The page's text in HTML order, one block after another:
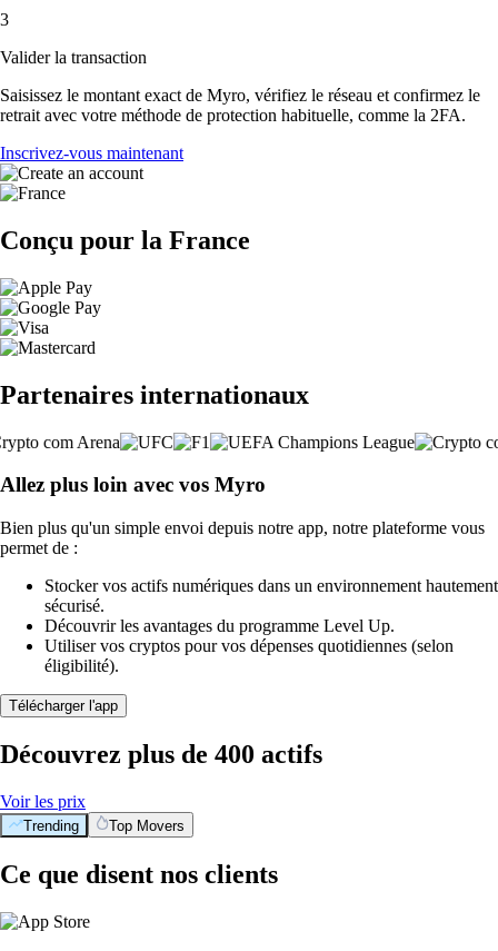
3
Valider la transaction
Saisissez le montant exact de Myro, vérifiez le réseau et confirmez le
retrait avec votre méthode de protection habituelle, comme la 2FA.
Inscrivez-vous maintenant
Conçu pour la France
Partenaires internationaux
Allez plus loin avec vos Myro
Bien plus qu'un simple envoi depuis notre app, notre plateforme vous
permet de :
Stocker vos actifs numériques dans un environnement hautement
sécurisé.
Découvrir les avantages du programme Level Up.
Utiliser vos cryptos pour vos dépenses quotidiennes (selon
éligibilité).
Télécharger l'app
Découvrez plus de 400 actifs
Voir les prix
Trending Top Movers
Ce que disent nos clients